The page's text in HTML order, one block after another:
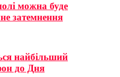
можна буде
затемнення
найбільший
до Дня